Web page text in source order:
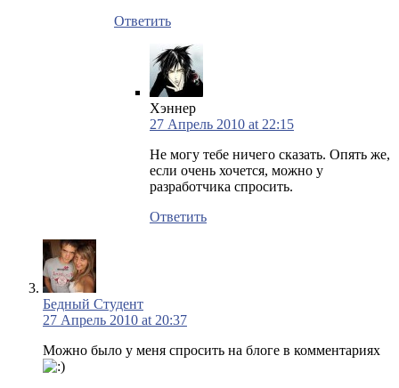
Ответить
Хэннер
27 Апрель 2010 at 22:15
Не могу тебе ничего сказать. Опять же,
если очень хочется, можно у
разработчика спросить.
Ответить
Бедный Студент
27 Апрель 2010 at 20:37
Можно было у меня спросить на блоге в комментариях